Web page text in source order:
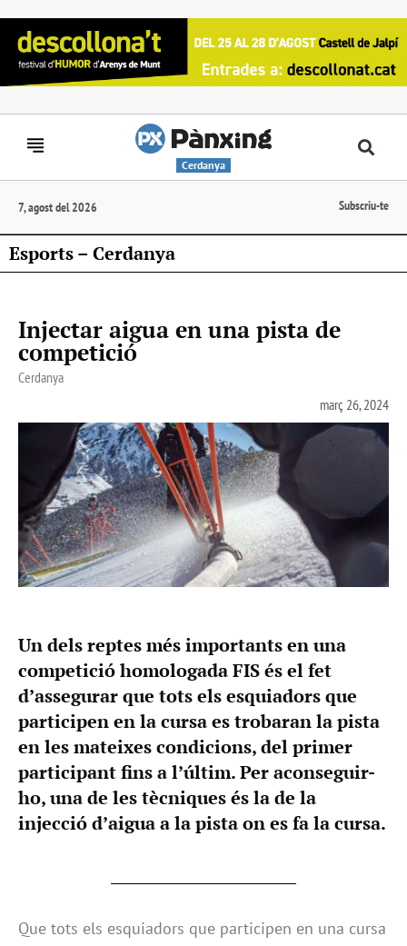
Cerdanya
7, agost del 2026 Subscriu-te
Esports – Cerdanya
Injectar aigua en una pista de
competició
Cerdanya
març 26, 2024
Un dels reptes més importants en una
competició homologada FIS és el fet
d’assegurar que tots els esquiadors que
participen en la cursa es trobaran la pista
en les mateixes condicions, del primer
participant fins a l’últim. Per aconseguir-
ho, una de les tècniques és la de la
injecció d’aigua a la pista on es fa la cursa.
Que tots els esquiadors que participen en una cursa